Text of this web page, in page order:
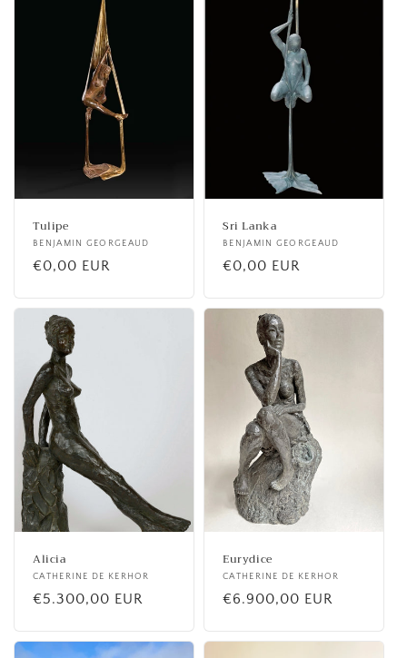
Tulipe
Fournisseur :
BENJAMIN GEORGEAUD
Prix
€0,00 EUR
Sri Lanka
Fournisseur :
BENJAMIN GEORGEAUD
Prix
€0,00 EUR
Alicia
Fournisseur :
CATHERINE DE KERHOR
Prix
€5.300,00 EUR
Eurydice
Fournisseur :
CATHERINE DE KERHOR
Prix
€6.900,00 EUR